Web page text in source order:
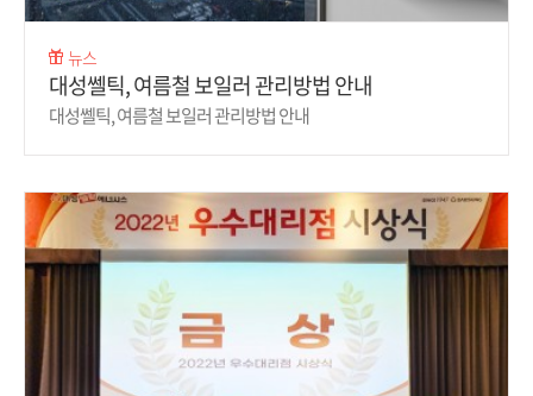
뉴스
대성쎌틱, 여름철 보일러 관리방법 안내
대성쎌틱, 여름철 보일러 관리방법 안내